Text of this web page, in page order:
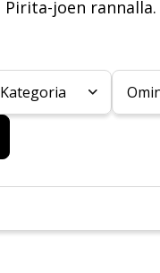
Pirita-joen rannalla.
Kategoria